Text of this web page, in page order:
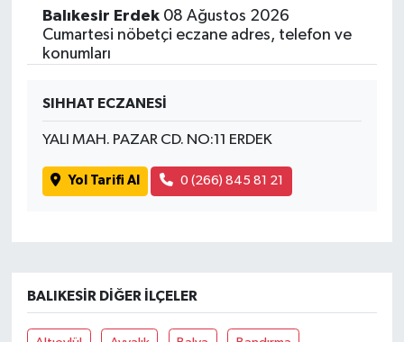
Balıkesir Erdek08 Ağustos 2026
Cumartesi nöbetçi eczane adres, telefon ve
konumları
SIHHAT ECZANESİ
YALI MAH. PAZAR CD. NO:11 ERDEK
Yol Tarifi Al 0 (266) 845 81 21
BALIKESIR DIĞER İLÇELER